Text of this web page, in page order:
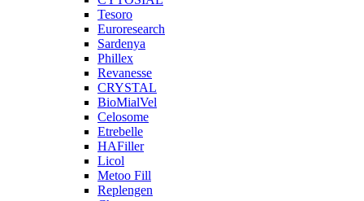
Tesoro
Euroresearch
Sardenya
Phillex
Revanesse
CRYSTAL
BioMialVel
Celosome
Etrebelle
HAFiller
Licol
Metoo Fill
Replengen